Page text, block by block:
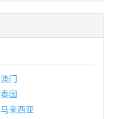
澳门
泰国
马来西亚